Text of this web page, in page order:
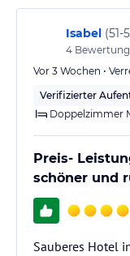
Isabel (51-
4
Vor 3 Wochen •
Verifizierter
Doppelzimmer
Preis-
schöner und
Sauberes Hotel